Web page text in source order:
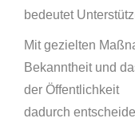
bedeutet
Mit gezielten
Bekanntheit und
der Öffentlichkeit
dadurch